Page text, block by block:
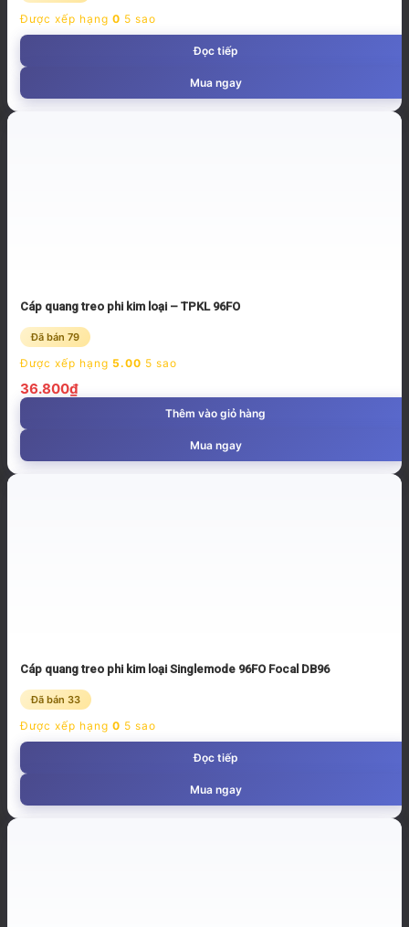
Được xếp hạng 0 5 sao
Đọc tiếp
Mua ngay
Cáp quang treo phi kim loại – TPKL 96FO
Đã bán 79
Được xếp hạng 5.00 5 sao
36.800₫
Thêm vào giỏ hàng
Mua ngay
Cáp quang treo phi kim loại Singlemode 96FO Focal DB96
Đã bán 33
Được xếp hạng 0 5 sao
Đọc tiếp
Mua ngay